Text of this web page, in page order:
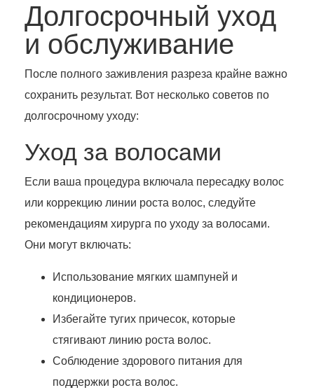
Долгосрочный уход
и обслуживание
После полного заживления разреза крайне важно
сохранить результат. Вот несколько советов по
долгосрочному уходу:
Уход за волосами
Если ваша процедура включала пересадку волос
или коррекцию линии роста волос, следуйте
рекомендациям хирурга по уходу за волосами.
Они могут включать:
Использование мягких шампуней и
кондиционеров.
Избегайте тугих причесок, которые
стягивают линию роста волос.
Соблюдение здорового питания для
поддержки роста волос.